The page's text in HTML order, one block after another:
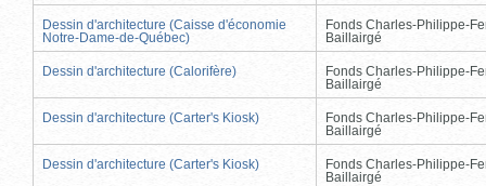
Dessin d'architecture (Caisse d'économie
Notre-Dame-de-Québec)
Fonds Charles-Philippe-
Baillairgé
Dessin d'architecture (Calorifère)
Fonds Charles-Philippe-
Baillairgé
Dessin d'architecture (Carter's Kiosk)
Fonds Charles-Philippe-
Baillairgé
Dessin d'architecture (Carter's Kiosk)
Fonds Charles-Philippe-
Baillairgé